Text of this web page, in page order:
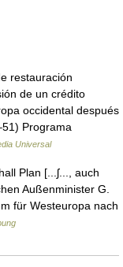
restauración
de un crédito
occidental después
Programa
Universal
Plan [...ʃ..., auch
Außenminister G.
für Westeuropa nach